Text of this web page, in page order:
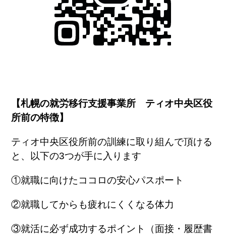
【札幌の就労移行支援事業所 ティオ中央区役
所前の特徴】
ティオ中央区役所前の訓練に取り組んで頂ける
と、以下の3つが手に入ります
①就職に向けたココロの安心パスポート
②就職してからも疲れにくくなる体力
③就活に必ず成功するポイント（面接・履歴書